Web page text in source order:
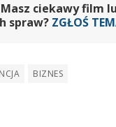
ciekawy film
spraw? ZGŁOŚ
BIZNES